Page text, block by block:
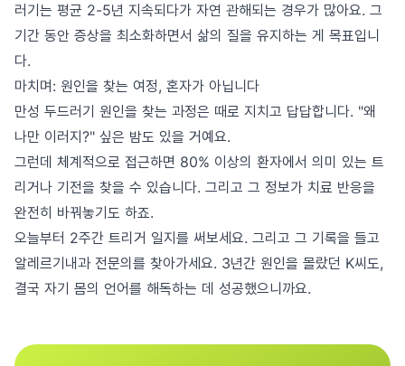
러기는 평균 2-5년 지속되다가 자연 관해되는 경우가 많아요. 그
기간 동안 증상을 최소화하면서 삶의 질을 유지하는 게 목표입니
다.
마치며: 원인을 찾는 여정, 혼자가 아닙니다
만성 두드러기 원인을 찾는 과정은 때로 지치고 답답합니다. "왜
나만 이러지?" 싶은 밤도 있을 거예요.
그런데 체계적으로 접근하면 80% 이상의 환자에서 의미 있는 트
리거나 기전을 찾을 수 있습니다. 그리고 그 정보가 치료 반응을
완전히 바꿔놓기도 하죠.
오늘부터 2주간 트리거 일지를 써보세요. 그리고 그 기록을 들고
알레르기내과 전문의를 찾아가세요. 3년간 원인을 몰랐던 K씨도,
결국 자기 몸의 언어를 해독하는 데 성공했으니까요.